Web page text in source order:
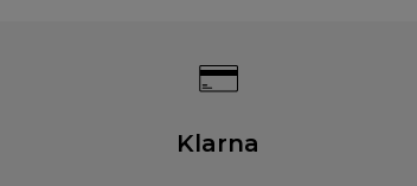
Klarna